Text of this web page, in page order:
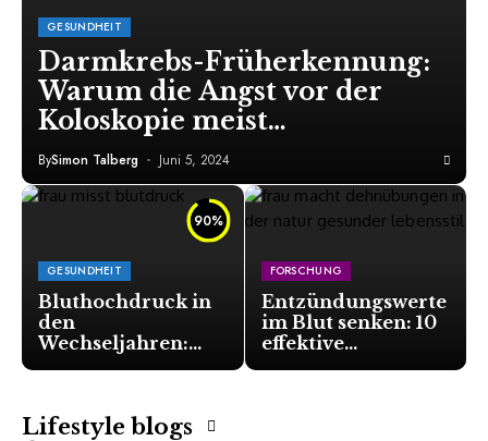
GESUNDHEIT
Darmkrebs-Früherkennung:
Warum die Angst vor der
Koloskopie meist
unbegründet ist
BySimon Talberg Juni 5, 2024
90%
GESUNDHEIT
Bluthochdruck in
den
Wechseljahren:
braucht
FORSCHUNG
Entzündungswerte
im Blut senken: 10
effektive
Lifestyle blogs